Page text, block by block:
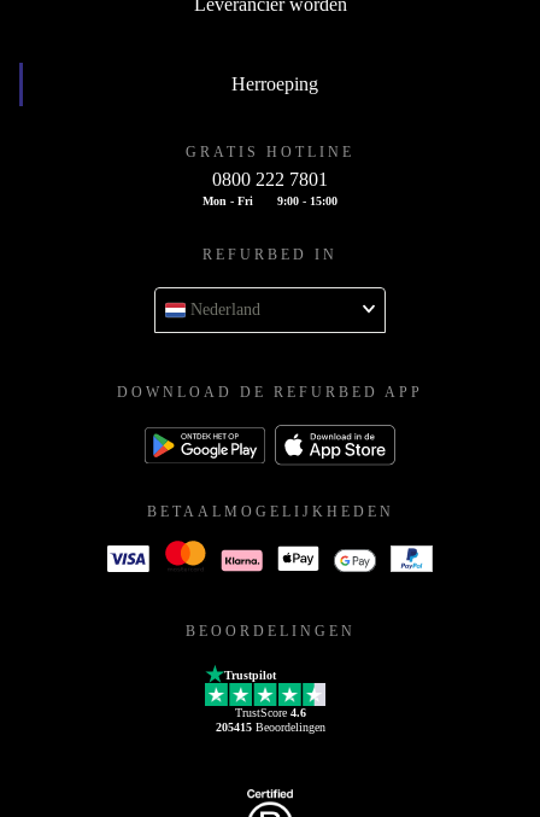
Leverancier worden
Herroeping
GRATIS HOTLINE
0800 222 7801
Mon - Fri 9:00 - 15:00
REFURBED IN
Nederland
DOWNLOAD DE REFURBED APP
BETAALMOGELIJKHEDEN
BEOORDELINGEN
Trustpilot
TrustScore 4.6
205415Beoordelingen